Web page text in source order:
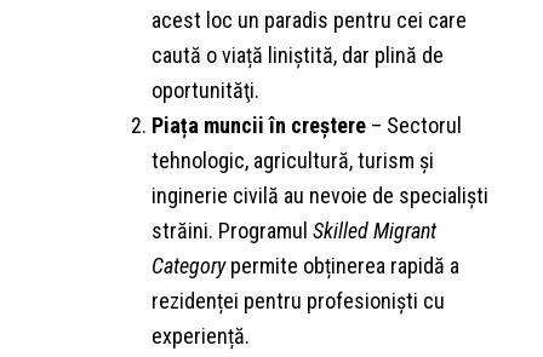
acest loc un paradis pentru cei care
caută o viață liniștită, dar plină de
oportunităţi.
Piața muncii în creștere – Sectorul
tehnologic, agricultură, turism și
inginerie civilă au nevoie de specialişti
străini. ProgramulSkilled Migrant
Categorypermite obținerea rapidă a
rezidenței pentru profesioniști cu
experiență.